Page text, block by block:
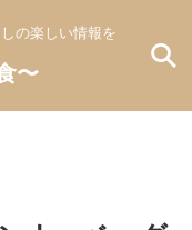
の楽しい情報を
〜